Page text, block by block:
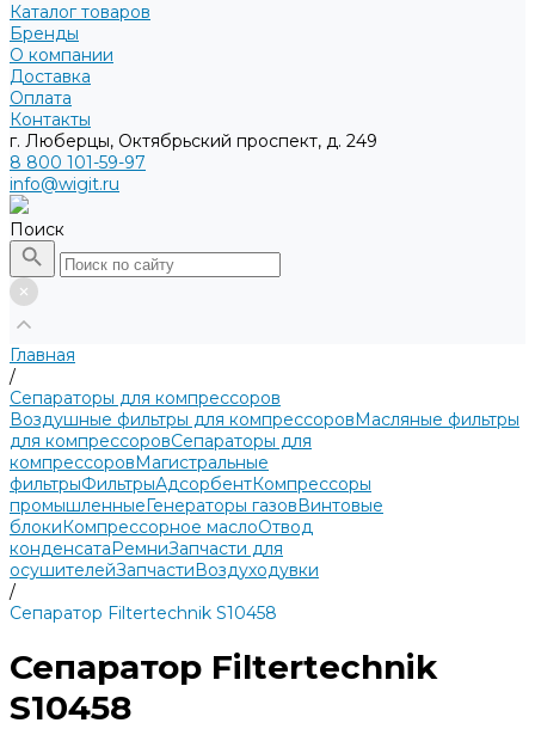
Каталог товаров
Бренды
О компании
Доставка
Оплата
Контакты
г. Люберцы, Октябрьский проспект, д. 249
8 800 101-59-97
info@wigit.ru
Поиск
Главная
/
Сепараторы для компрессоров
Воздушные фильтры для компрессоровМасляные фильтры
для компрессоровСепараторы для
компрессоровМагистральные
фильтрыФильтрыАдсорбентКомпрессоры
промышленныеГенераторы газовВинтовые
блокиКомпрессорное маслоОтвод
конденсатаРемниЗапчасти для
осушителейЗапчастиВоздуходувки
/
Сепаратор Filtertechnik S10458
Сепаратор Filtertechnik
S10458